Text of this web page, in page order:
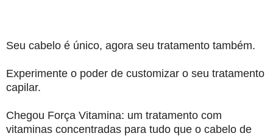
Seu cabelo é único, agora seu tratamento também.
Experimente o poder de customizar o seu tratamento
capilar.
Chegou Força Vitamina: um tratamento com
vitaminas concentradas para tudo que o cabelo de